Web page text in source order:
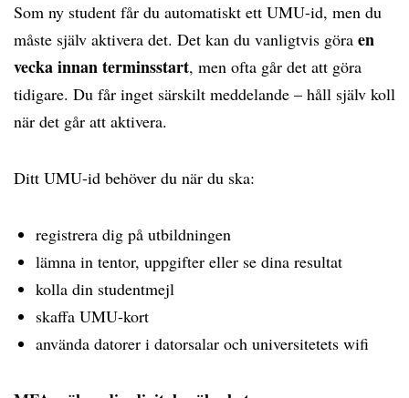
Som ny student får du automatiskt ett UMU-id, men du
måste själv aktivera det. Det kan du vanligtvis göra en
vecka innan terminsstart, men ofta går det att göra
tidigare. Du får inget särskilt meddelande – håll själv koll
när det går att aktivera.
Ditt UMU-id behöver du när du ska:
registrera dig på utbildningen
lämna in tentor, uppgifter eller se dina resultat
kolla din studentmejl
skaffa UMU-kort
använda datorer i datorsalar och universitetets wifi